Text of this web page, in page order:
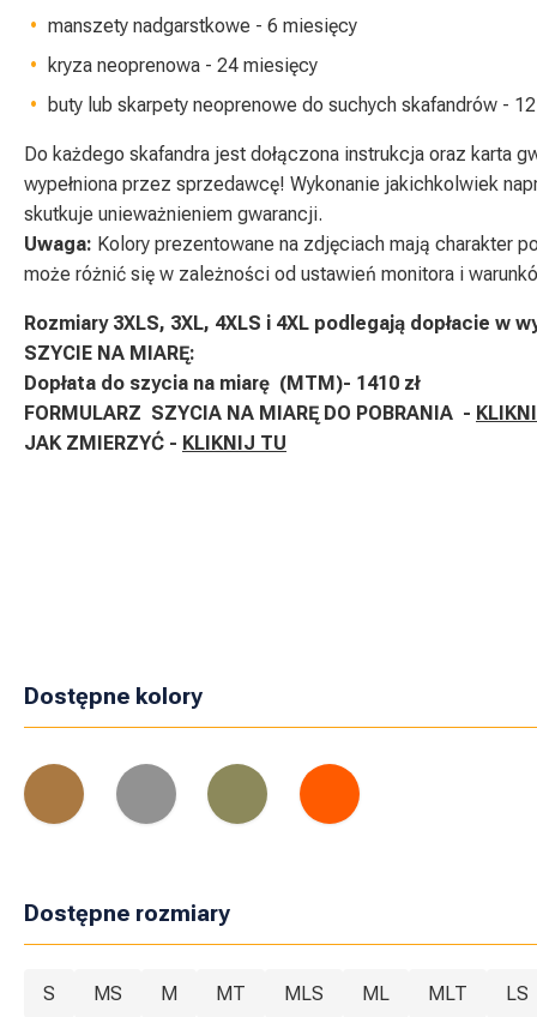
manszety nadgarstkowe - 6 miesięcy
kryza neoprenowa - 24 miesięcy
buty lub skarpety neoprenowe do suchych skafandrów -
Do każdego skafandra jest dołączona instrukcja oraz karta
wypełniona przez sprzedawcę! Wykonanie jakichkolwiek
skutkuje unieważnieniem gwarancji.
Uwaga: Kolory prezentowane na zdjęciach mają charakter
może różnić się w zależności od ustawień monitora i
Rozmiary 3XLS, 3XL, 4XLS i 4XL podlegają dopłacie w
SZYCIE NA MIARĘ:
Dopłata do szycia na miarę (MTM)- 1410 zł
FORMULARZ SZYCIA NA MIARĘ DO POBRANIA -
JAK ZMIERZYĆ - KLIKNIJ TU
Dostępne kolory
Dostępne rozmiary
S MS M MT MLS ML MLT LS